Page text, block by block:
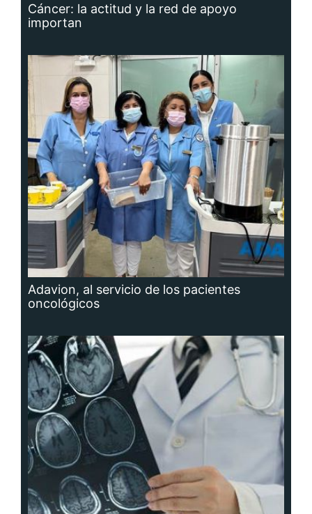
Cáncer: la actitud y la red de apoyo
importan
Adavion, al servicio de los pacientes
oncológicos